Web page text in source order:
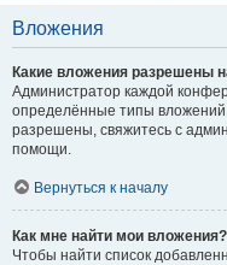
Вложения
Какие вложения разрешены
Администратор каждой
определённые типы
разрешены, свяжитесь с
помощи.
Вернуться к началу
Как мне найти мои вложения?
Чтобы найти список